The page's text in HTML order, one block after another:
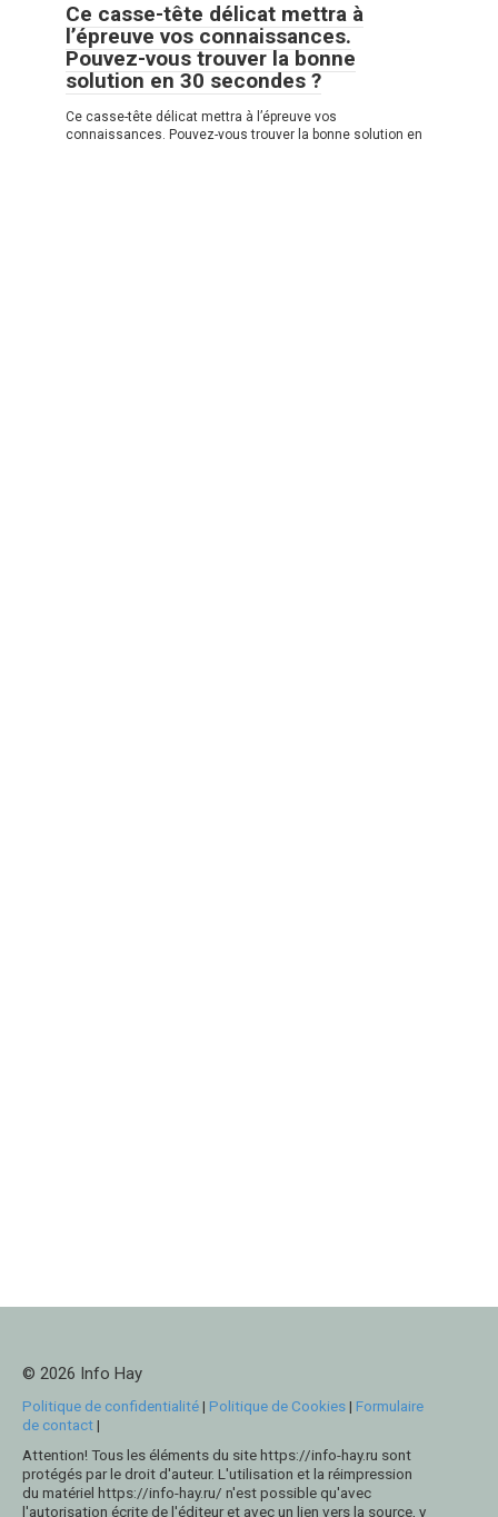
Ce casse-tête délicat mettra à
l’épreuve vos connaissances.
Pouvez-vous trouver la bonne
solution en 30 secondes ?
Ce casse-tête délicat mettra à l’épreuve vos
connaissances. Pouvez-vous trouver la bonne solution en
© 2026 Info Hay
Politique de confidentialité| Politique de Cookies| Formulaire
de contact|
Attention! Tous les éléments du site https://info-hay.ru sont
protégés par le droit d'auteur. L'utilisation et la réimpression
du matériel https://info-hay.ru/ n'est possible qu'avec
l'autorisation écrite de l'éditeur et avec un lien vers la source, y